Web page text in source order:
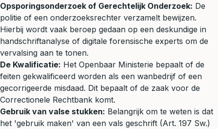
Opsporingsonderzoek of Gerechtelijk Onderzoek: De
politie of een onderzoeksrechter verzamelt bewijzen.
Hierbij wordt vaak beroep gedaan op een deskundige in
handschriftanalyse of digitale forensische experts om de
vervalsing aan te tonen.
De Kwalificatie: Het Openbaar Ministerie bepaalt of de
feiten gekwalificeerd worden als een wanbedrijf of een
gecorrigeerde misdaad. Dit bepaalt of de zaak voor de
Correctionele Rechtbank komt.
Gebruik van valse stukken: Belangrijk om te weten is dat
het 'gebruik maken' van een vals geschrift (Art. 197 Sw.)